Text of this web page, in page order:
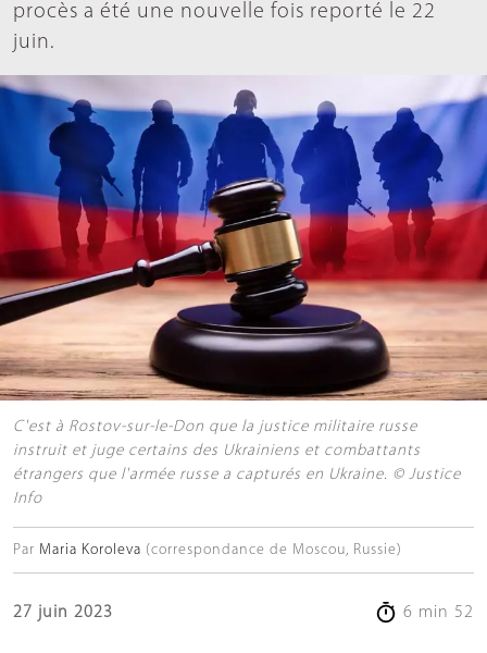
procès a été une nouvelle fois reporté le 22
juin.
C'est à Rostov-sur-le-Don que la justice militaire russe
instruit et juge certains des Ukrainiens et combattants
étrangers que l'armée russe a capturés en Ukraine. © Justice
Info
Par Maria Koroleva (correspondance de Moscou, Russie)
27 juin 2023 6 min 52